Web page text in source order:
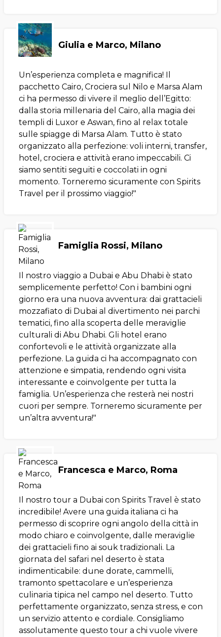
Giulia e Marco, Milano
Un’esperienza completa e magnifica! Il
pacchetto Cairo, Crociera sul Nilo e Marsa Alam
ci ha permesso di vivere il meglio dell’Egitto:
dalla storia millenaria del Cairo, alla magia dei
templi di Luxor e Aswan, fino al relax totale
sulle spiagge di Marsa Alam. Tutto è stato
organizzato alla perfezione: voli interni, transfer,
hotel, crociera e attività erano impeccabili. Ci
siamo sentiti seguiti e coccolati in ogni
momento. Torneremo sicuramente con Spirits
Travel per il prossimo viaggio!"
Famiglia Rossi, Milano
Il nostro viaggio a Dubai e Abu Dhabi è stato
semplicemente perfetto! Con i bambini ogni
giorno era una nuova avventura: dai grattacieli
mozzafiato di Dubai al divertimento nei parchi
tematici, fino alla scoperta delle meraviglie
culturali di Abu Dhabi. Gli hotel erano
confortevoli e le attività organizzate alla
perfezione. La guida ci ha accompagnato con
attenzione e simpatia, rendendo ogni visita
interessante e coinvolgente per tutta la
famiglia. Un’esperienza che resterà nei nostri
cuori per sempre. Torneremo sicuramente per
un’altra avventura!"
Francesca e Marco, Roma
Il nostro tour a Dubai con Spirits Travel è stato
incredibile! Avere una guida italiana ci ha
permesso di scoprire ogni angolo della città in
modo chiaro e coinvolgente, dalle meraviglie
dei grattacieli fino ai souk tradizionali. La
giornata del safari nel deserto è stata
indimenticabile: dune dorate, cammelli,
tramonto spettacolare e un’esperienza
culinaria tipica nel campo nel deserto. Tutto
perfettamente organizzato, senza stress, e con
un servizio attento e cordiale. Consigliamo
assolutamente questo tour a chi vuole vivere